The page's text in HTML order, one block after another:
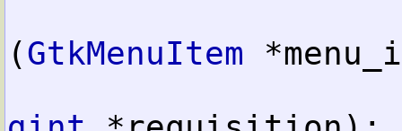
(GtkMenuItem